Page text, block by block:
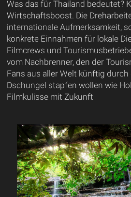
Was das für Thailand bedeutet?
Wirtschaftsboost. Die
internationale Aufmerksamkeit,
konkrete Einnahmen für lokale
Filmcrews und
vom Nachbrenner, den der
Fans aus aller Welt künftig durch
Dschungel stapfen wollen wie
Filmkulisse mit Zukunft